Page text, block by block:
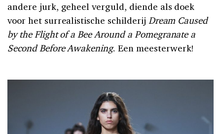
andere jurk, geheel verguld, diende als doek
voor het surrealistische schilderij Dream Caused
by the Flight of a Bee Around a Pomegranate a
Second Before Awakening. Een meesterwerk!